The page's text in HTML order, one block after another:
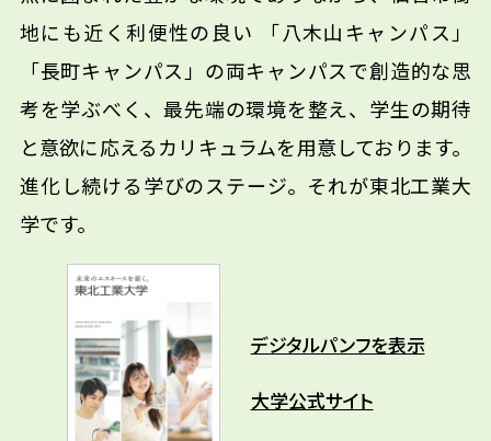
地にも近く利便性の良い 「八木山キャンパス」
「長町キャンパス」の両キャンパスで創造的な思
考を学ぶべく、最先端の環境を整え、学生の期待
と意欲に応えるカリキュラムを用意しております。
進化し続ける学びのステージ。それが東北工業大
学です。
デジタルパンフを表示
大学公式サイト